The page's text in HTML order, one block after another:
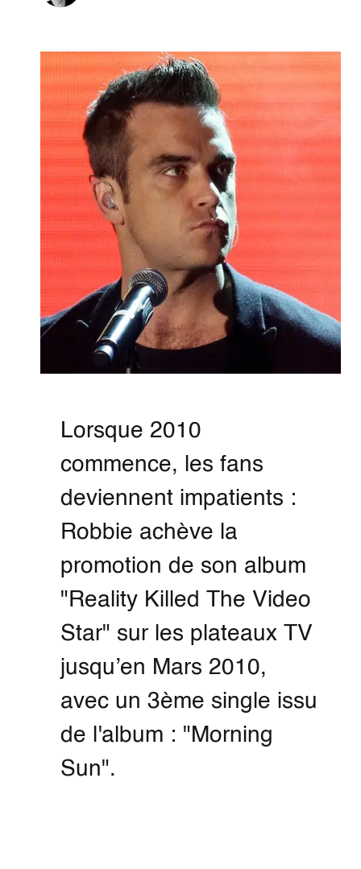
Lorsque 2010
commence, les fans
deviennent impatients :
Robbie achève la
promotion de son album
"Reality Killed The Video
Star" sur les plateaux TV
jusqu’en Mars 2010,
avec un 3ème single issu
de l'album : "Morning
Sun".